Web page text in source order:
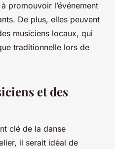
promouvoir l’événement
De plus, elles peuvent
musiciens locaux, qui
traditionnelle lors de
et des
clé de la danse
il serait idéal de